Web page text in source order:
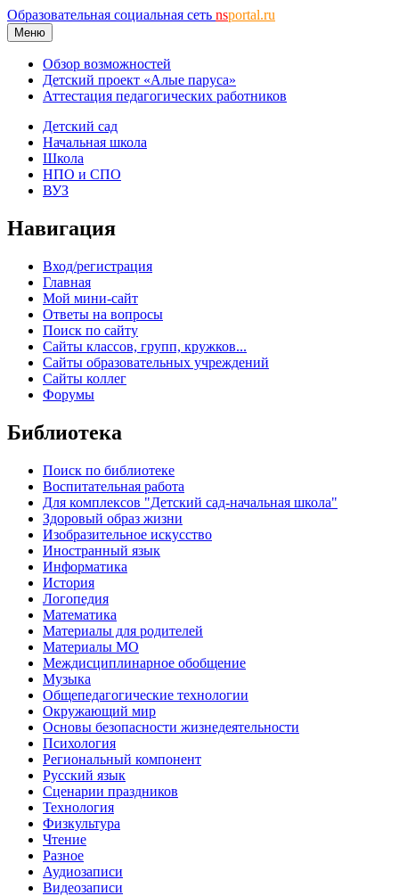
Образовательная социальная сеть nsportal.ru
Меню
Обзор возможностей
Детский проект «Алые паруса»
Аттестация педагогических работников
Детский сад
Начальная школа
Школа
НПО и СПО
ВУЗ
Навигация
Вход/регистрация
Главная
Мой мини-сайт
Ответы на вопросы
Поиск по сайту
Сайты классов, групп, кружков...
Сайты образовательных учреждений
Сайты коллег
Форумы
Библиотека
Поиск по библиотеке
Воспитательная работа
Для комплексов "Детский сад-начальная школа"
Здоровый образ жизни
Изобразительное искусство
Иностранный язык
Информатика
История
Логопедия
Математика
Материалы для родителей
Материалы МО
Междисциплинарное обобщение
Музыка
Общепедагогические технологии
Окружающий мир
Основы безопасности жизнедеятельности
Психология
Региональный компонент
Русский язык
Сценарии праздников
Технология
Физкультура
Чтение
Разное
Аудиозаписи
Видеозаписи